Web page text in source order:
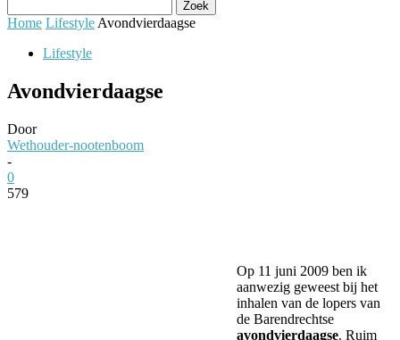
Home Lifestyle Avondvierdaagse
Lifestyle
Avondvierdaagse
Door
Wethouder-nootenboom
-
0
579
Op 11 juni 2009 ben ik
aanwezig geweest bij het
inhalen van de lopers van
de Barendrechtse
avondvierdaagse. Ruim